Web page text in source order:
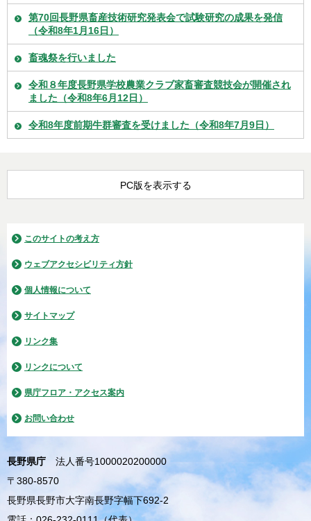
第70回長野県畜産技術研究発表会で試験研究の成果を発信
（令和8年1月16日）
畜魂祭を行いました
令和８年度長野県学校農業クラブ家畜審査競技会が開催され
ました（令和8年6月12日）
令和8年度前期牛群審査を受けました（令和8年7月9日）
PC版を表示する
このサイトの考え方
ウェブアクセシビリティ方針
個人情報について
サイトマップ
リンク集
リンクについて
県庁フロア・アクセス案内
お問い合わせ
長野県庁
法人番号1000020200000
〒380-8570
長野県長野市大字南長野字幅下692-2